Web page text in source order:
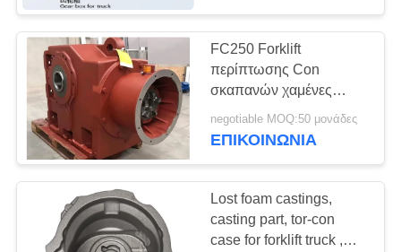
FC250 Forklift
περίπτωσης Con
σκαπανών χαμένες
ρίψεις αφρού φορτηγών
negotiable MOQ:50 μονάδες
ΕΠΙΚΟΙΝΩΝΊΑ
Lost foam castings,
casting part, tor-con
case for forklift truck ,